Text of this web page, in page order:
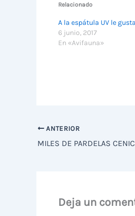
Relacionado
A la espátula UV le
6 junio, 2017
En «Avifauna»
ANTERIOR
Deja un